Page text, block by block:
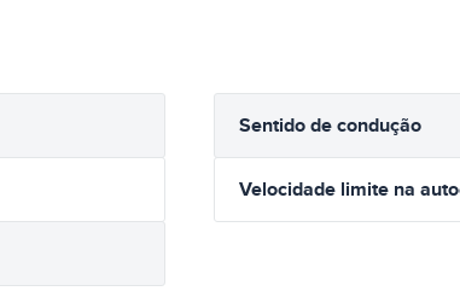
Sentido de condução
Velocidade limite na